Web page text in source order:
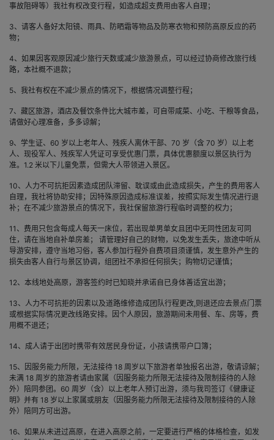
事故阻碍等）我社有权改变行程，如造成超支费用由客人自理；
3、请客人备好太阳镜、雨具、防晒霜等物品及防寒衣物和预防高原反应的药
物；
4、如果因客观原因减少旅行天数或减少旅游景点，可以经过协商修改旅行线
路，本社概不退款；
5、我社有权在不减少景点的情况下，根据情况调整行程；
7、藏区旅游，酒店及餐饮条件比大城市差，可自带咸菜、小吃、干粮等食品，
请做好心理准备，多多谅解；
9、学生证、60 岁以上老年人、残疾人离休干部、70 岁（含 70 岁）以上老
人、现役军人、残疾军人凭证可享受优惠门票，具体优惠额度以景区执行为
准。1.2 米以下儿童免票，但需大人带领进入景区。
10、人力不可抗拒因素造成团队滞留、耽误或由此造成损失，产生的费用客人
自理，我社将协助安排；因特殊原因造成标准误差，按照实际发生情况进行退
补；在不减少旅游景点的情况下，我社保留旅游行程临时调整的权力；
11、费用只包含每成人每天一床位，若出现单男单女且团中无同性团友可同
住，请在当地自补单房差； 请管理好自己的财物，以免发生丢失，旅途中听从
导游安排，遵守当地习俗，客人参加行程外自费项目须谨慎，发生意外产生的
损失由客人自行与景区协调，组团社不承担任何损失；购物切记谨慎；
12、本线地处高原，游客签约时已知晓并承诺自已身体善适宜出游；
13、人力不可抗拒的因素以及道路维修造成团队行程更改,则退还应去景点门票
或根据实际情况更改线路安排。因个人原因，旅游期间未用餐、车、房等，费
用概不退还；
14、成人请于出团时携带有效居民身份证，小孩请携带户口簿；
15、因服务能力所限，无法接待 18 周岁以下旅游者单独报名出游，敬请谅解；
未满 18 周岁的旅游者请由家属（因服务能力所限无法接待及限制接待的人除
外）陪同参团。60 周岁（含）以上老年人预订出游，须与我司签订《健康证
明》并有 18 岁以上家属或朋友（因服务能力所限无法接待及限制接待的人除
外）陪同方可出游。
16、如果从未进过高原，在进入高原之前，一定要进行严格的体格检查，如发